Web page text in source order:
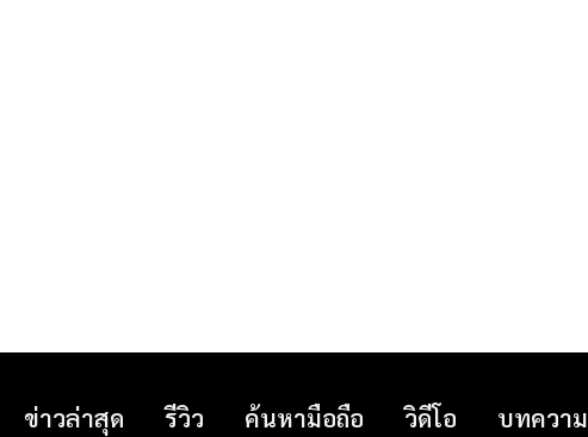
ข่าวล่าสุด รีวิว ค้นหามือถือ วิดีโอ บทความ